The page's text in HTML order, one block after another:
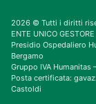
2026 © Tutti i diritti
ENTE UNICO
Presidio Ospedaliero
Bergamo
Gruppo IVA Humanitas
Posta certificata:
Castoldi